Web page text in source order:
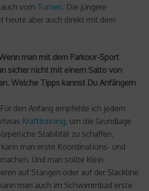
vom Turnen. Die jüngere
heute aber auch direkt mit dem
man mit dem Parkour-Sport
sicher nicht mit einem Salto von
Welche Tipps kannst Du Anfängern
den Anfang empfehle ich jedem
Krafttraining, um die Grundlage
Stabilität zu schaffen.
man erste Koordinations- und
Und man sollte klein
auf Stangen oder auf der Slackline
man auch im Schwimmbad erste